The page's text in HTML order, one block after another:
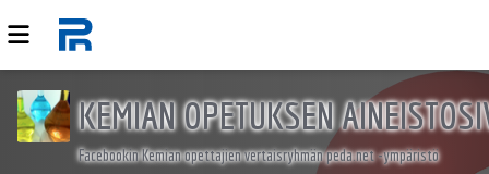
KEMIAN OPETUKSEN
Facebookin Kemian opettajien vertaisryhmän peda.net -ympäristö